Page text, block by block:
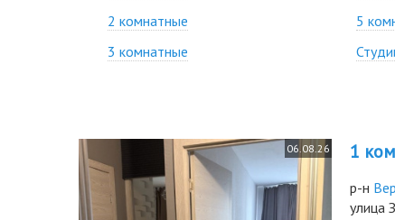
2 комнатные
3 комнатные
5
06.08.26 1
р-н
улица